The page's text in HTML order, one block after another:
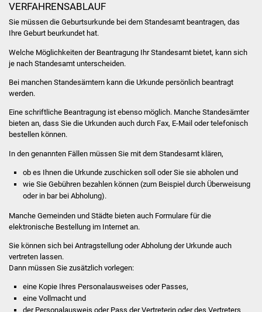
Kolping-Musikschule
Volkshochschule
Soziale Einrichtungen
Kirchen
Kinder- und
Suenergie
VERFAHRENSABLAUF
Sie müssen die Geburtsurkunde bei dem Standesamt beantragen, das
Ihre Geburt beurkundet hat.
Welche Möglichkeiten der Beantragung Ihr Standesamt bietet, kann sich
je nach Standesamt unterscheiden.
Bei manchen Standesämtern kann die Urkunde persönlich beantragt
werden.
Eine schriftliche Beantragung ist ebenso möglich. Manche Standesämter
bieten an, dass Sie die Urkunden auch durch Fax, E-Mail oder telefonisch
bestellen können.
In den genannten Fällen müssen Sie mit dem Standesamt klären,
ob es Ihnen die Urkunde zuschicken soll oder Sie sie abholen und
wie Sie Gebühren bezahlen können (zum Beispiel durch Überweisung
oder in bar bei Abholung).
Manche Gemeinden und Städte bieten auch Formulare für die
elektronische Bestellung im Internet an.
Sie können sich bei Antragstellung oder Abholung der Urkunde auch
vertreten lassen.
Dann müssen Sie zusätzlich vorlegen:
eine Kopie Ihres Personalausweises oder Passes,
eine Vollmacht und
der Personalausweis oder Pass der Vertreterin oder des Vertreters